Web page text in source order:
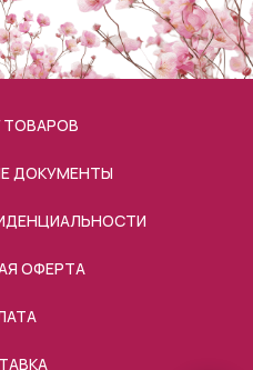
ТОВАРОВ
ДОКУМЕНТЫ
ОФЕРТА